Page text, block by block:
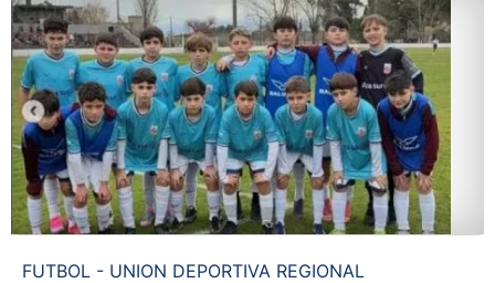
FUTBOL - UNION DEPORTIVA REGIONAL